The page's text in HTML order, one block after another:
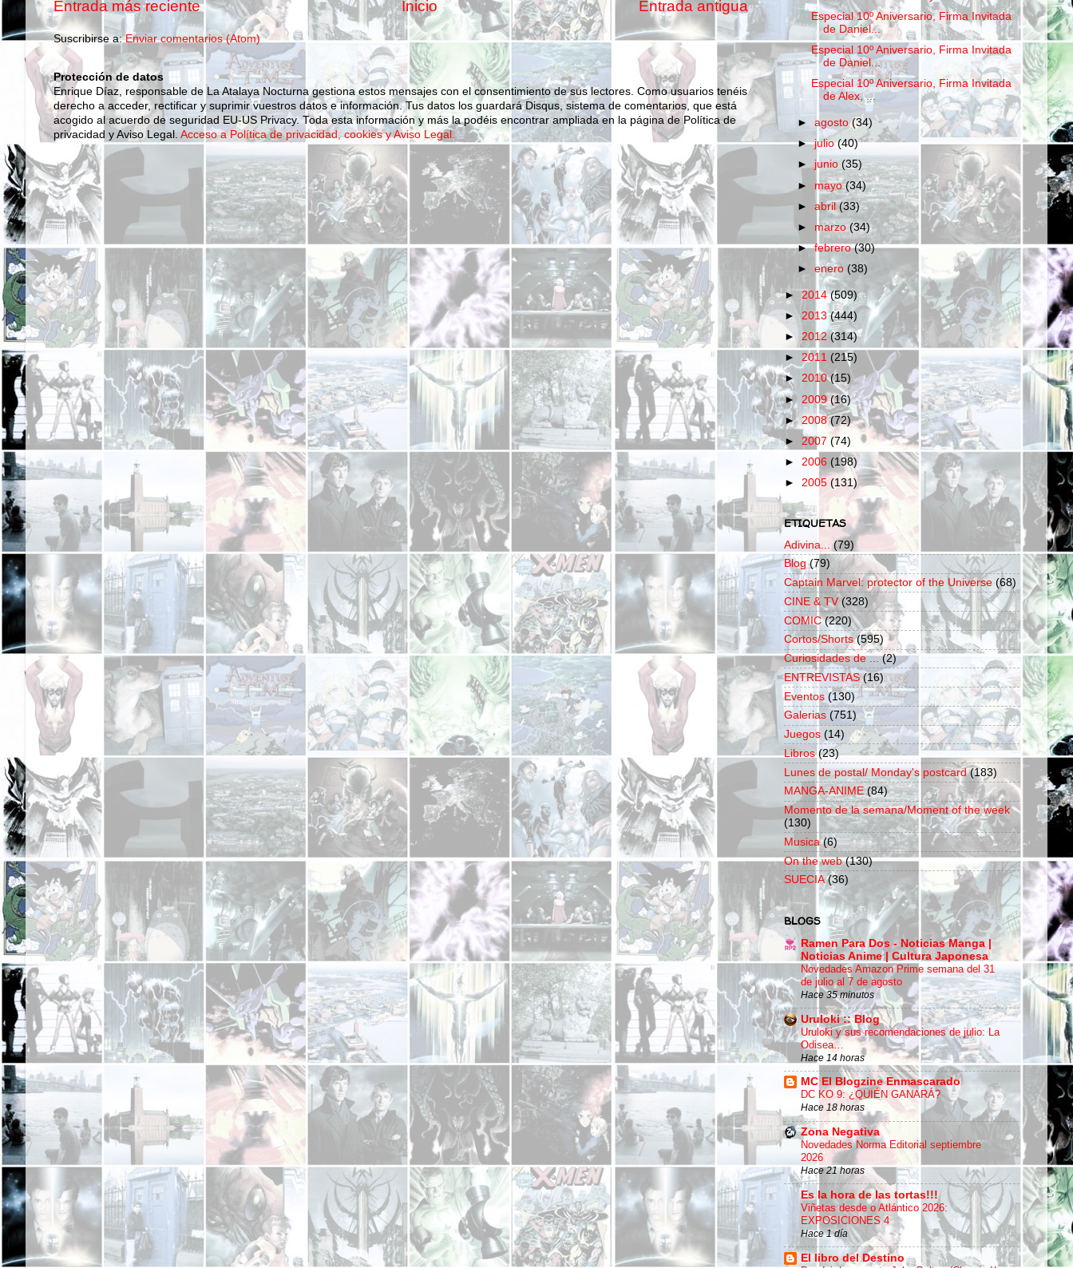
Entrada más reciente Entrada antigua
Inicio
Suscribirse a:Enviar comentarios (Atom)
Protección de datos
Enrique Díaz, responsable de La Atalaya Nocturna gestiona estos mensajes con el consentimiento de sus lectores. Como usuarios tenéis
derecho a acceder, rectificar y suprimir vuestros datos e información. Tus datos los guardará Disqus, sistema de comentarios, que está
acogido al acuerdo de seguridad EU-US Privacy. Toda esta información y más la podéis encontrar ampliada en la página de Política de
privacidad y Aviso Legal. Acceso a Política de privacidad, cookies y Aviso Legal.
Especial 10º Aniversario, Firma Invitada
de Daniel...
Especial 10º Aniversario, Firma Invitada
de Daniel...
Especial 10º Aniversario, Firma Invitada
de Alex, ...
►agosto(34)
►julio(40)
► junio(35)
► mayo(34)
►abril(33)
► marzo(34)
►febrero(30)
►enero(38)
► 2014(509)
►2013(444)
► 2012 (314)
► 2011 (215)
► 2010(15)
► 2009(16)
► 2008(72)
► 2007 (74)
► 2006 (198)
► 2005 (131)
ETIQUETAS
Adivina...
(79)
Blog (79)
Captain Marvel: protector of the Universe (68)
CINE & TV (328)
COMIC (220)
Cortos/Shorts (595)
Curiosidades de ... (2)
ENTREVISTAS (16)
Eventos (130)
Galerias (751)
Juegos (14)
Libros (23)
Lunes de postal/ Monday's postcard (183)
MANGA-ANIME (84)
Momento de la semana/Moment of the week
(130)
Musica (6)
On the web (130)
SUECIA (36)
BLOGS
Ramen Para Dos - Noticias Manga |
Noticias Anime | Cultura Japonesa
Novedades Amazon Prime semana del 31
de julio al 7 de agosto
Hace 35 minutos
Uruloki :: Blog
Uruloki y sus recomendaciones de julio: La
Odisea…
Hace 14 horas
MC El Blogzine Enmascarado
DC KO 9: ¿QUIÉN GANARÁ?
Hace 18 horas
Zona Negativa
Novedades Norma Editorial septiembre
2026
Hace 21 horas
Es la hora de las tortas!!!
Viñetas desde o Atlántico 2026:
EXPOSICIONES 4
Hace 1 día
El libro del Destino